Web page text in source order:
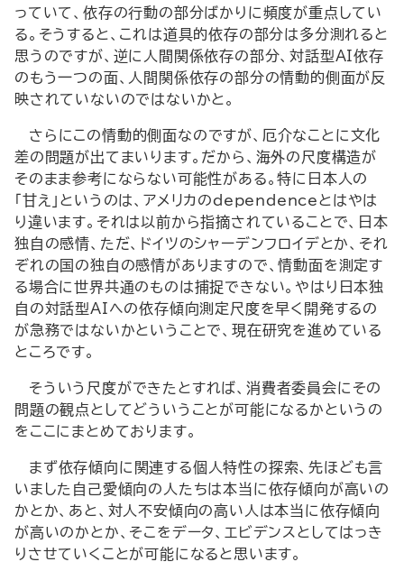
っていて、依存の行動の部分ばかりに頻度が重点してい
る。そうすると、これは道具的依存の部分は多分測れると
思うのですが、逆に人間関係依存の部分、対話型AI依存
のもう一つの面、人間関係依存の部分の情動的側面が反
映されていないのではないかと。
さらにこの情動的側面なのですが、厄介なことに文化
差の問題が出てまいります。だから、海外の尺度構造が
そのまま参考にならない可能性がある。特に日本人の
「甘え」というのは、アメリカのdependenceとはやは
り違います。それは以前から指摘されていることで、日本
独自の感情、ただ、ドイツのシャーデンフロイデとか、それ
ぞれの国の独自の感情がありますので、情動面を測定す
る場合に世界共通のものは捕捉できない。やはり日本独
自の対話型AIへの依存傾向測定尺度を早く開発するの
が急務ではないかということで、現在研究を進めている
ところです。
そういう尺度ができたとすれば、消費者委員会にその
問題の観点としてどういうことが可能になるかというの
をここにまとめております。
まず依存傾向に関連する個人特性の探索、先ほども言
いました自己愛傾向の人たちは本当に依存傾向が高いの
かとか、あと、対人不安傾向の高い人は本当に依存傾向
が高いのかとか、そこをデータ、エビデンスとしてはっき
りさせていくことが可能になると思います。